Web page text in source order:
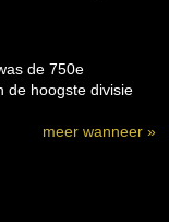
de 750e
de hoogste divisie
meer wanneer »